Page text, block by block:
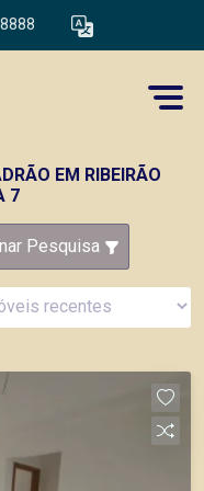
EM RIBEIRÃO
7
Pesquisa